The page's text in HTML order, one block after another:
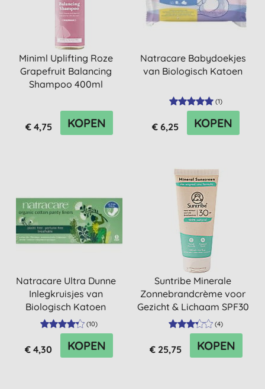
Miniml Uplifting Roze
Grapefruit Balancing
Shampoo 400ml
€ 4,75 KOPEN
Natracare Babydoekjes
van Biologisch Katoen
(1)
€ 6,25 KOPEN
Natracare Ultra Dunne
Inlegkruisjes van
Biologisch Katoen
(10)
€ 4,30 KOPEN
Suntribe Minerale
Zonnebrandcrème voor
Gezicht & Lichaam SPF30
(4)
€ 25,75 KOPEN